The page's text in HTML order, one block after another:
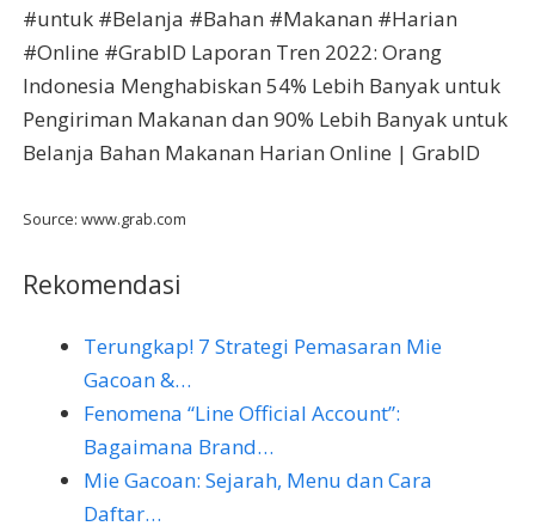
#untuk #Belanja #Bahan #Makanan #Harian
#Online #GrabID Laporan Tren 2022: Orang
Indonesia Menghabiskan 54% Lebih Banyak untuk
Pengiriman Makanan dan 90% Lebih Banyak untuk
Belanja Bahan Makanan Harian Online | GrabID
Source: www.grab.com
Rekomendasi
Terungkap! 7 Strategi Pemasaran Mie
Gacoan &…
Fenomena “Line Official Account”:
Bagaimana Brand…
Mie Gacoan: Sejarah, Menu dan Cara
Daftar…